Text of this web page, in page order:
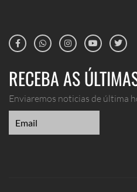
RECEBA AS
Enviaremos noticias de última